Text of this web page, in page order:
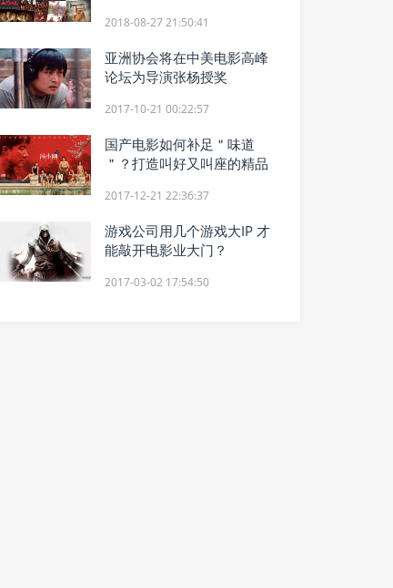
2018-08-27 21:50:41
亚洲协会将在中美电影高峰
论坛为导演张杨授奖
2017-10-21 00:22:57
国产电影如何补足＂味道
＂？打造叫好又叫座的精品
2017-12-21 22:36:37
游戏公司用几个游戏大IP 才
能敲开电影业大门？
2017-03-02 17:54:50